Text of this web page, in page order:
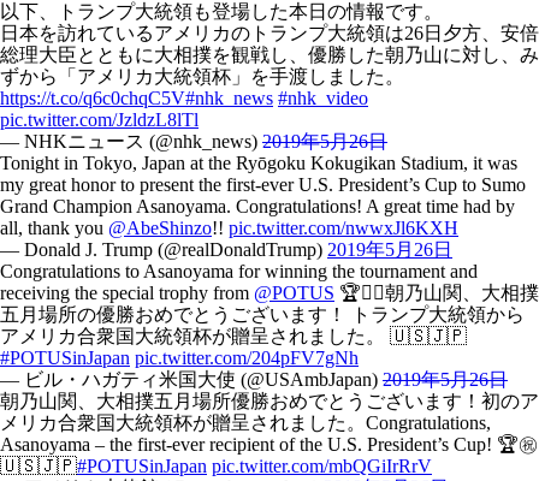
以下、トランプ大統領も登場した本日の情報です。
日本を訪れているアメリカのトランプ大統領は26日夕方、安倍
総理大臣とともに大相撲を観戦し、優勝した朝乃山に対し、み
ずから「アメリカ大統領杯」を手渡しました。
https://t.co/q6c0chqC5V#nhk_news #nhk_video
pic.twitter.com/JzldzL8lTl
— NHKニュース (@nhk_news) 2019年5月26日
Tonight in Tokyo, Japan at the Ryōgoku Kokugikan Stadium, it was
my great honor to present the first-ever U.S. President’s Cup to Sumo
Grand Champion Asanoyama. Congratulations! A great time had by
all, thank you @AbeShinzo!! pic.twitter.com/nwwxJl6KXH
— Donald J. Trump (@realDonaldTrump) 2019年5月26日
Congratulations to Asanoyama for winning the tournament and
receiving the special trophy from @POTUS 🏆👍🏼朝乃山関、大相撲
五月場所の優勝おめでとうございます！ トランプ大統領から
アメリカ合衆国大統領杯が贈呈されました。 🇺🇸🇯🇵
#POTUSinJapan pic.twitter.com/204pFV7gNh
— ビル・ハガティ米国大使 (@USAmbJapan) 2019年5月26日
朝乃山関、大相撲五月場所優勝おめでとうございます！初のア
メリカ合衆国大統領杯が贈呈されました。Congratulations,
Asanoyama – the first-ever recipient of the U.S. President’s Cup! 🏆㊗
🇺🇸🇯🇵#POTUSinJapan pic.twitter.com/mbQGiIrRrV